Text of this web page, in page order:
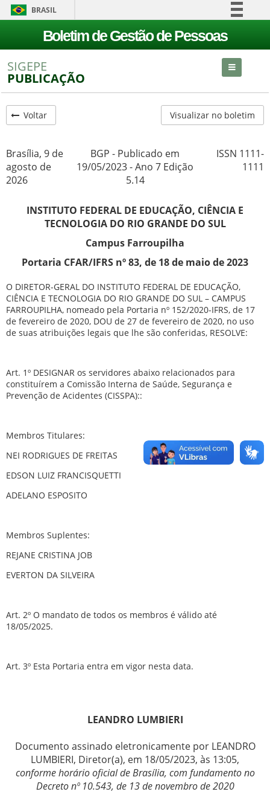
BRASIL
Simplifique!
Comunica BR
Canais
Boletim de Gestão de Pessoas
SIGEPE
PUBLICAÇÃO
Voltar Visualizar no boletim
Brasília, 9 de
agosto de
2026
BGP - Publicado em
19/05/2023 - Ano 7 Edição
5.14
ISSN 1111-
1111
INSTITUTO FEDERAL DE EDUCAÇÃO, CIÊNCIA E
TECNOLOGIA DO RIO GRANDE DO SUL
Campus Farroupilha
Portaria CFAR/IFRS nº 83, de 18 de maio de 2023
O DIRETOR-GERAL DO INSTITUTO FEDERAL DE EDUCAÇÃO,
CIÊNCIA E TECNOLOGIA DO RIO GRANDE DO SUL – CAMPUS
FARROUPILHA, nomeado pela Portaria nº 152/2020-IFRS, de 17
de fevereiro de 2020, DOU de 27 de fevereiro de 2020, no uso
de suas atribuições legais que lhe são conferidas, RESOLVE:
Art. 1º DESIGNAR os servidores abaixo relacionados para
constituírem a Comissão Interna de Saúde, Segurança e
Prevenção de Acidentes (CISSPA)::
Membros Titulares:
NEI RODRIGUES DE FREITAS
EDSON LUIZ FRANCISQUETTI
ADELANO ESPOSITO
Membros Suplentes:
REJANE CRISTINA JOB
EVERTON DA SILVEIRA
Art. 2º O mandato de todos os membros é válido até
18/05/2025.
Art. 3º Esta Portaria entra em vigor nesta data.
LEANDRO LUMBIERI
Documento assinado eletronicamente por LEANDRO
LUMBIERI, Diretor(a), em 18/05/2023, às 13:05,
conforme horário oficial de Brasília, com fundamento no
Decreto nº 10.543, de 13 de novembro de 2020